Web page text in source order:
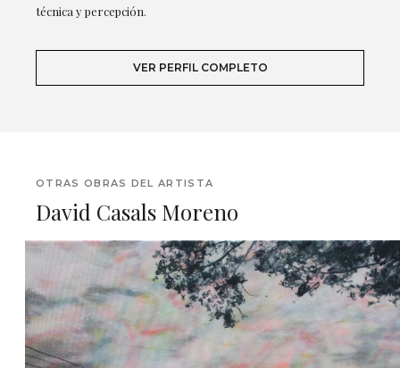
técnica y percepción.
VER PERFIL COMPLETO
OTRAS OBRAS DEL ARTISTA
David Casals Moreno